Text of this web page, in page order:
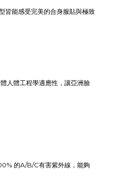
皆能感受完美的合身服貼與極致
人體工程學適應性，讓亞洲臉
的A/B/C有害紫外線，能夠